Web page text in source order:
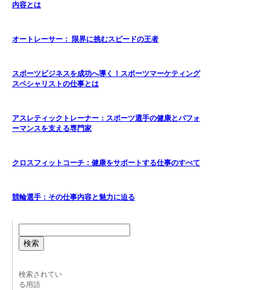
内容とは
オートレーサー： 限界に挑むスピードの王者
スポーツビジネスを成功へ導く！スポーツマーケティング
スペシャリストの仕事とは
アスレティックトレーナー：スポーツ選手の健康とパフォ
ーマンスを支える専門家
クロスフィットコーチ：健康をサポートする仕事のすべて
競輪選手：その仕事内容と魅力に迫る
検索
検索されてい
る用語